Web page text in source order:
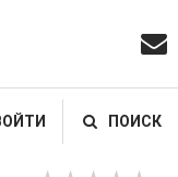
ПОИСК